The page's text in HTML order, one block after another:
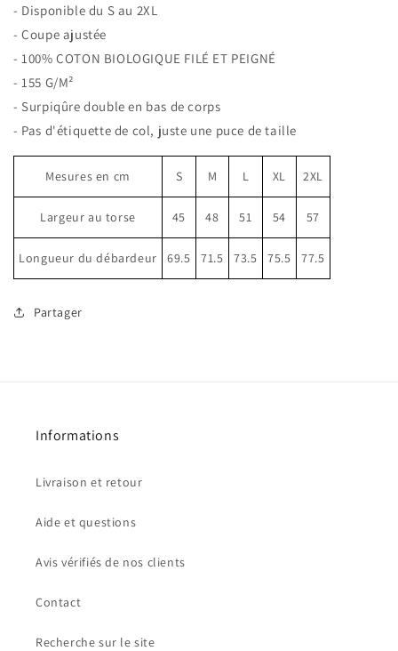
100%
Coton
Bio
Banlieue
Rouge
100%
Bio
Banlieue
- Disponible du S au 2XL
- Coupe ajustée
- 100% COTON BIOLOGIQUE FILÉ ET PEIGNÉ
- 155 G/M²
- Surpiqûre double en bas de corps
- Pas d'étiquette de col, juste une puce de taille
Mesures en cm S M L XL 2XL
Largeur au torse 45 48 51 54 57
Longueur du débardeur 69.5 71.5 73.5 75.5 77.5
Partager
Informations
Livraison et retour
Aide et questions
Avis vérifiés de nos clients
Contact
Recherche sur le site